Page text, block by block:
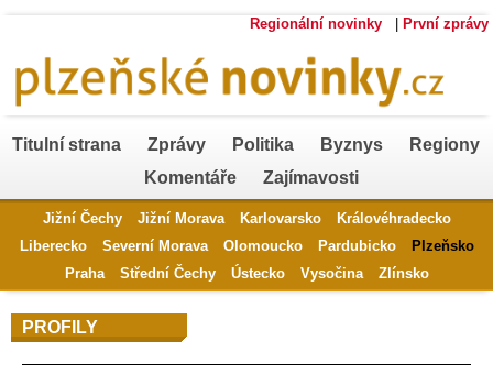
Regionální novinky První zprávy
Titulní strana Zprávy Politika Byznys
Regiony
Komentáře
Zajímavosti
Jižní Čechy Jižní Morava Karlovarsko
Královéhradecko
Liberecko
Severní Morava Olomoucko Pardubicko
Plzeňsko
Praha
Střední Čechy Ústecko Vysočina Zlínsko
PROFILY